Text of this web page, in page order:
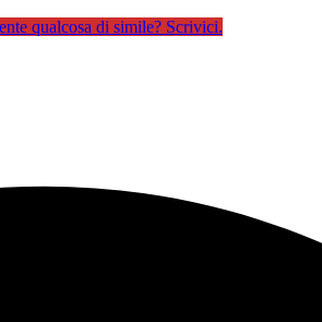
qualcosa di simile? Scrivici.